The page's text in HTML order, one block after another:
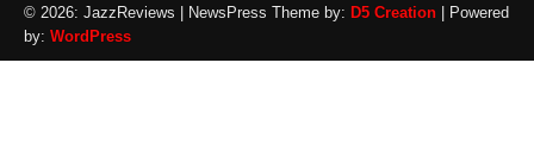
© 2026: JazzReviews | NewsPress Theme by: D5 Creation | Powered
by: WordPress